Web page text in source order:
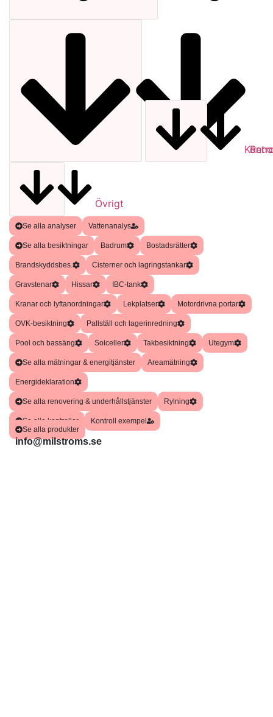
Övrigt
Se alla analyser Vattenanalys
Se alla besiktningar Badrum Bostadsrätter
Brandskyddsbes. Cisterner och lagringstankar
Gravstenar Hissar IBC-tank
Kranar och lyftanordningar Lekplatser Motordrivna portar
OVK-besiktning Pallställ och lagerinredning
Pool och bassäng Solceller Takbesiktning Utegym
Se alla mätningar & energitjänster Areamätning
Energideklaration
Se alla renovering & underhållstjänster Rylning
Se alla kontroller
Kontroll exempel
Se alla produkter
info@milstroms.se